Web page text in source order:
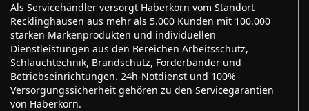
Als Servicehändler versorgt Haberkorn vom Standort
Recklinghausen aus mehr als 5.000 Kunden mit 100.000
starken Markenprodukten und individuellen
Dienstleistungen aus den Bereichen Arbeitsschutz,
Schlauchtechnik, Brandschutz, Förderbänder und
Betriebseinrichtungen. 24h-Notdienst und 100%
Versorgungssicherheit gehören zu den Servicegarantien
von Haberkorn.